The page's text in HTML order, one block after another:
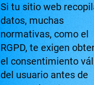
Si tu sitio web
datos, muchas
normativas, como el
RGPD, te exigen
el consentimiento
del usuario antes de